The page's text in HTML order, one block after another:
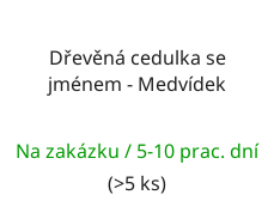
Dřevěná cedulka se
jménem - Medvídek
Na zakázku / 5-10 prac. dní
(>5 ks)